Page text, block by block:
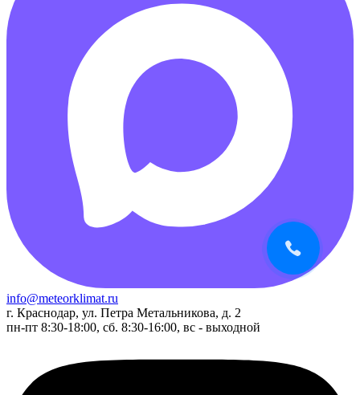
info@meteorklimat.ru
г. Краснодар, ул. Петра Метальникова, д. 2
пн-пт 8:30-18:00, сб. 8:30-16:00, вс - выходной